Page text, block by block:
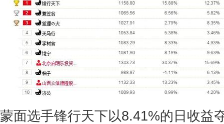
蒙面选手锋行天下以8.41%的日收益